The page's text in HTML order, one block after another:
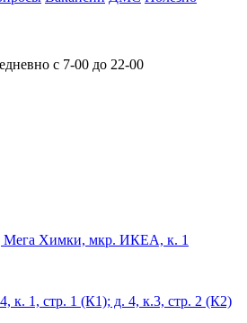
с 7-00 до 22-00
Химки, мкр. ИКЕА, к. 1
к. 1, стр. 1 (К1); д. 4, к.3, стр. 2 (К2)